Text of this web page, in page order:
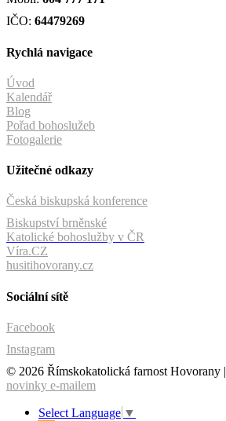
IČO: 64479269
Rychlá navigace
Úvod
Kalendář
Blog
Pořad bohoslužeb
Fotogalerie
Užitečné odkazy
Česká biskupská konference
Biskupství brněnské
Katolické bohoslužby v ČR
Víra.CZ
husitihovorany.cz
Sociální sítě
Facebook
Instagram
© 2026 Římskokatolická farnost Hovorany |
novinky e-mailem
Select Language ▼